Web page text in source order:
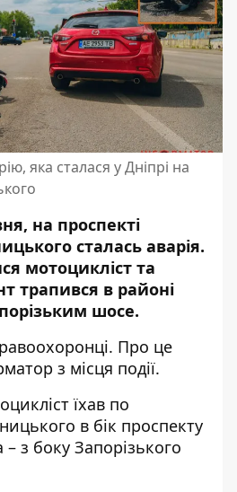
яка сталася у Дніпрі на
на проспекті
сталась аварія.
мотоцикліст та
трапився в районі
шосе.
Про це
з місця події.
їхав по
в бік проспекту
з боку Запорізького